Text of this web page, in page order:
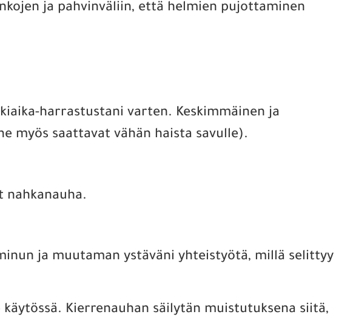
ja pahvinväliin, että helmien pujottaminen
harrastustani varten. Keskimmäinen ja
myös saattavat vähän haista savulle).
nahkanauha.
ja muutaman ystäväni yhteistyötä, millä selittyy
Kierrenauhan säilytän muistutuksena siitä,